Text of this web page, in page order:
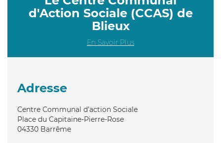
d'Action Sociale (CCAS) de
Blieux
En Savoir Plus
Adresse
Centre Communal d'action Sociale
Place du Capitaine-Pierre-Rose
04330 Barrême